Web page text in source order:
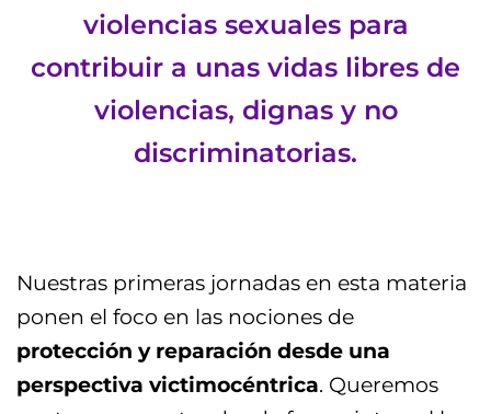
violencias sexuales para
contribuir a unas vidas libres de
violencias, dignas y no
discriminatorias.
Nuestras primeras jornadas en esta materia
ponen el foco en las nociones de
protección y reparación desde una
perspectiva victimocéntrica. Queremos